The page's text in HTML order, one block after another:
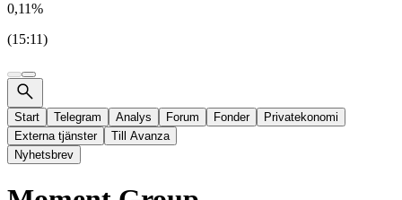
0,11%
(15:11)
Start Telegram Analys Forum Fonder
Privatekonomi
Externa tjänster
Till Avanza
Nyhetsbrev